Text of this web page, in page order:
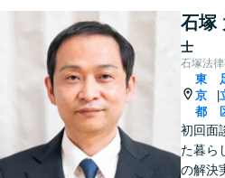
石塚
士
石塚法
東
京
都
|
初回面
た暮ら
の解決